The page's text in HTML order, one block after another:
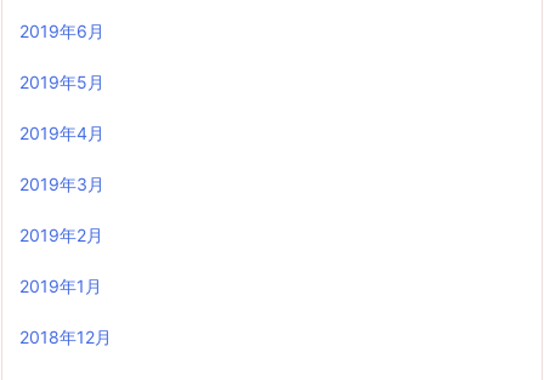
2019年6月
2019年5月
2019年4月
2019年3月
2019年2月
2019年1月
2018年12月